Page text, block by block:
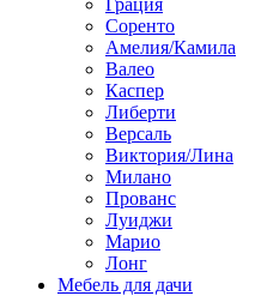
Грация
Соренто
Амелия/Камила
Валео
Каспер
Либерти
Версаль
Виктория/Лина
Милано
Прованс
Луиджи
Марио
Лонг
Мебель для дачи